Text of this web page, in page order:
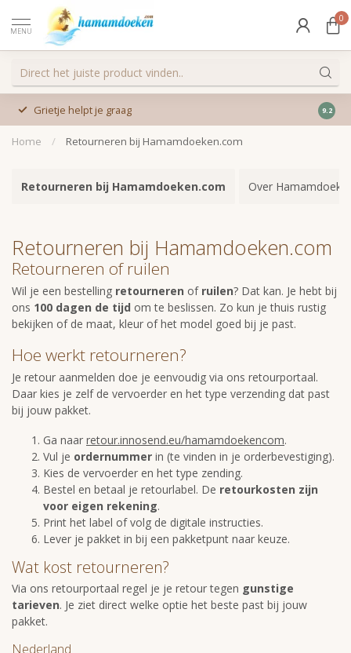
MENU
0
Grietje helpt je graag 9.2
Home / Retourneren bij Hamamdoeken.com
Retourneren bij Hamamdoeken.com Over
Retourneren bij Hamamdoeken.com
Retourneren of ruilen
Wil je een bestelling retourneren of ruilen? Dat kan. Je hebt bij
ons 100 dagen de tijd om te beslissen. Zo kun je thuis rustig
bekijken of de maat, kleur of het model goed bij je past.
Hoe werkt retourneren?
Je retour aanmelden doe je eenvoudig via ons retourportaal.
Daar kies je zelf de vervoerder en het type verzending dat past
bij jouw pakket.
Ga naar retour.innosend.eu/hamamdoekencom.
Vul je ordernummer in (te vinden in je orderbevestiging).
Kies de vervoerder en het type zending.
Bestel en betaal je retourlabel. De retourkosten zijn
voor eigen rekening.
Print het label of volg de digitale instructies.
Lever je pakket in bij een pakketpunt naar keuze.
Wat kost retourneren?
Via ons retourportaal regel je je retour tegen gunstige
tarieven. Je ziet direct welke optie het beste past bij jouw
pakket.
Nederland